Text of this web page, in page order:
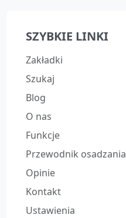
SZYBKIE LINKI
Zakładki
Szukaj
Blog
O nas
Funkcje
Przewodnik osadzania
Opinie
Kontakt
Ustawienia